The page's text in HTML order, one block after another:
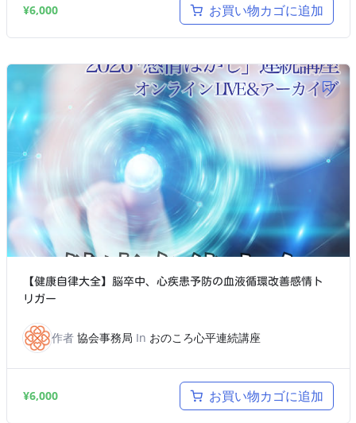
¥6,000 お買い物カゴに追加
【健康自律大全】脳卒中、心疾患予防の血液循環改善感情ト
リガー
作者 協会事務局 In おのころ心平連続講座
¥6,000 お買い物カゴに追加